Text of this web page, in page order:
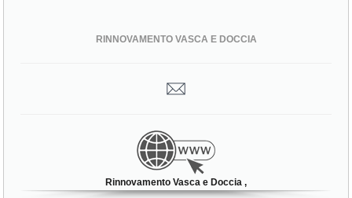
RINNOVAMENTO VASCA E DOCCIA
Rinnovamento Vasca e Doccia ,